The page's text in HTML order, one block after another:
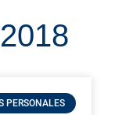
PERSONALES